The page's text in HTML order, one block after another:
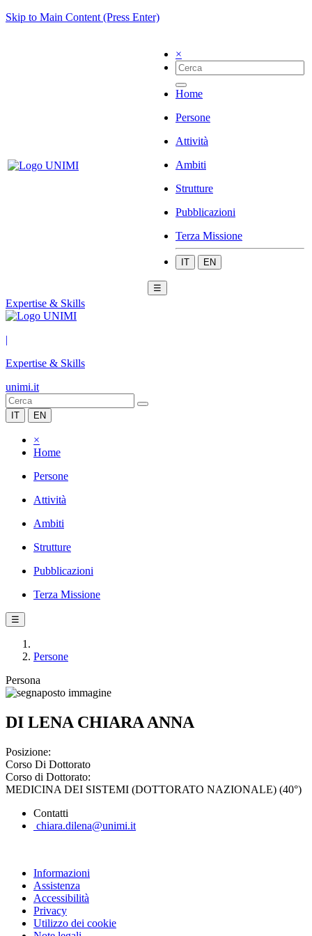
Skip to Main Content (Press Enter)
×
Home
Persone
Attività
Ambiti
Strutture
Pubblicazioni
Terza Missione
IT EN
☰
Expertise & Skills
|
Expertise & Skills
unimi.it
IT EN
×
Home
Persone
Attività
Ambiti
Strutture
Pubblicazioni
Terza Missione
☰
Persone
Persona
DI LENA CHIARA ANNA
Posizione:
Corso Di Dottorato
Corso di Dottorato:
MEDICINA DEI SISTEMI (DOTTORATO NAZIONALE) (40°)
Contatti
chiara.dilena@unimi.it
Informazioni
Assistenza
Accessibilità
Privacy
Utilizzo dei cookie